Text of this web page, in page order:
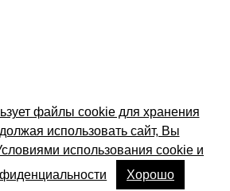
Алексеевка, улица
файлы cookie для хранения
использовать сайт, Вы
использования cookie и
Хорошо